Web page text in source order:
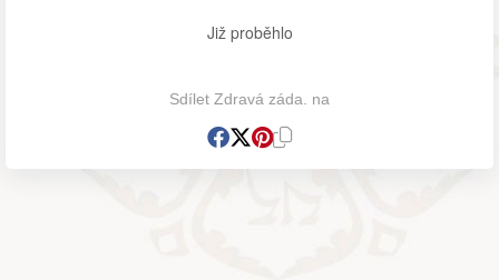
Již proběhlo
Sdílet Zdravá záda. na